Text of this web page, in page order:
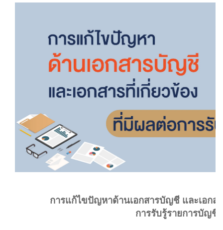
การแก้ไขปัญหาด้านเอกสารบัญชี และเอกส
การรับรู้รายการบัญชี